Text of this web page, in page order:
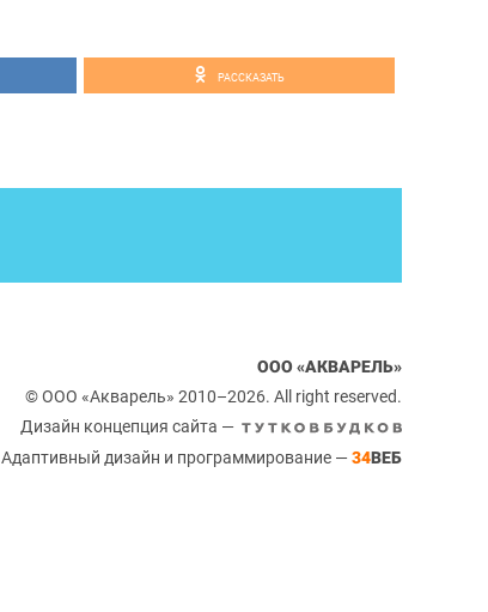
РАССКАЗАТЬ
ООО «АКВАРЕЛЬ»
© ООО «Акварель» 2010–2026. All right reserved.
Дизайн концепция сайта —
Адаптивный дизайн и программирование — 34ВЕБ